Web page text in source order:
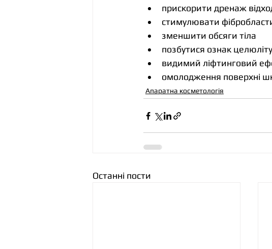
прискорити дренаж
стимулювати
зменшити обсяги тіла
позбутися ознак
видимий ліфтинговий
омолодження поверхні
Апаратна косметологія
Останні пости